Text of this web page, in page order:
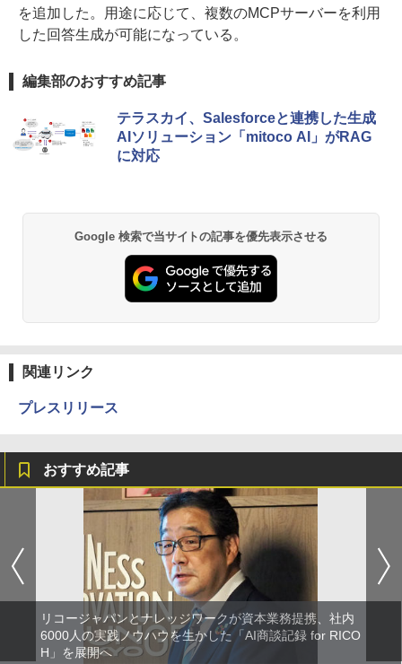
を追加した。用途に応じて、複数のMCPサーバーを利用
した回答生成が可能になっている。
編集部のおすすめ記事
テラスカイ、Salesforceと連携した生成
AIソリューション「mitoco AI」がRAG
に対応
Google 検索で当サイトの記事を優先表示させる
関連リンク
プレスリリース
おすすめ記事
リコージャパンとナレッジワークが資本業務提携、社内
6000人の実践ノウハウを生かした「AI商談記録 for RICO
H」を展開へ